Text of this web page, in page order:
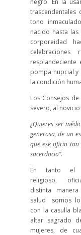
trascendentales
tono
nacido hasta las
corporeidad
pompa nupcial
la condición
Los Consejos
severo, al
¿Quieres ser
generosa, de un
que ese oficio
sacerdocio”.
En tanto el
religioso,
distinta
salud somos
con la casulla
altar sagrado
mujeres, de